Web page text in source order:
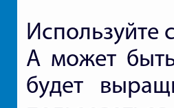
Используйте
А может
будет